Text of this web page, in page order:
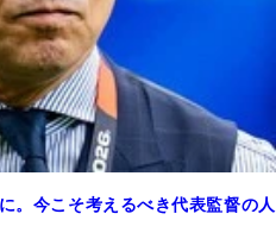
。今こそ考えるべき代表監督の人